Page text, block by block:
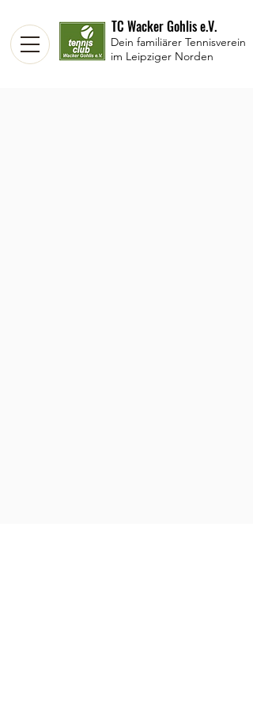
TC Wacker Gohlis e.V.
Dein familiärer Tennisverein
im Leipziger Norden